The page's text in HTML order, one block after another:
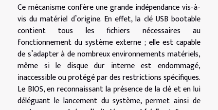
Ce mécanisme confère une grande indépendance vis-à-
vis du matériel d’origine. En effet, la clé USB bootable
contient tous les fichiers nécessaires au
fonctionnement du système externe ; elle est capable
de s’adapter à de nombreux environnements matériels,
même si le disque dur interne est endommagé,
inaccessible ou protégé par des restrictions spécifiques.
Le BIOS, en reconnaissant la présence de la clé et en lui
déléguant le lancement du système, permet ainsi de